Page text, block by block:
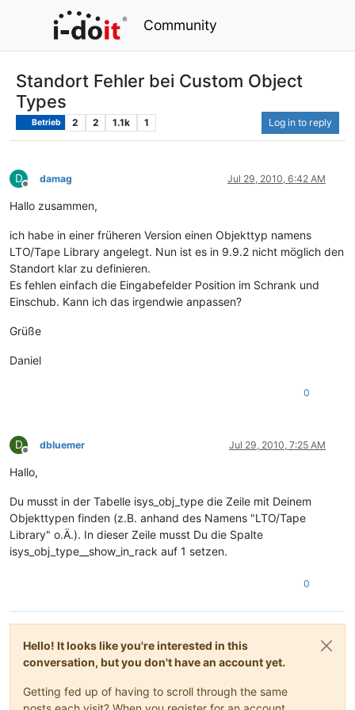
Community
Standort Fehler bei Custom Object
Types
Betrieb 2 2 1.1k 1 Log in to reply
D
Offline
damag Jul 29, 2010, 6:42 AM
Hallo zusammen,
ich habe in einer früheren Version einen Objekttyp namens
LTO/Tape Library angelegt. Nun ist es in 9.9.2 nicht möglich den
Standort klar zu definieren.
Es fehlen einfach die Eingabefelder Position im Schrank und
Einschub. Kann ich das irgendwie anpassen?
Grüße
Daniel
0
D
Offline
dbluemer Jul 29, 2010, 7:25 AM
Hallo,
Du musst in der Tabelle isys_obj_type die Zeile mit Deinem
Objekttypen finden (z.B. anhand des Namens "LTO/Tape
Library" o.Ä.). In dieser Zeile musst Du die Spalte
isys_obj_type__show_in_rack auf 1 setzen.
0
Hello! It looks like you're interested in this
conversation, but you don't have an account yet.
Getting fed up of having to scroll through the same